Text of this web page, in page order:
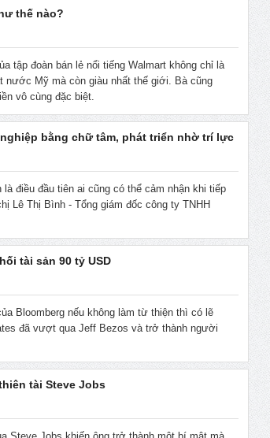
thế nào?
tập đoàn bán lẻ nổi tiếng Walmart không chỉ là
nước Mỹ mà còn giàu nhất thế giới. Bà cũng
vô cùng đặc biệt.
bằng chữ tâm, phát triển nhờ trí lực
là điều đầu tiên ai cũng có thể cảm nhận khi tiếp
Lê Thị Bình - Tổng giám đốc công ty TNHH
tài sản 90 tỷ USD
Bloomberg nếu không làm từ thiện thì có lẽ
đã vượt qua Jeff Bezos và trở thành người
tài Steve Jobs